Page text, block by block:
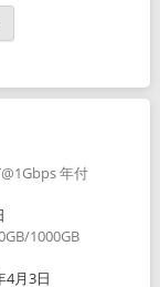
年付
1000GB
4月3日